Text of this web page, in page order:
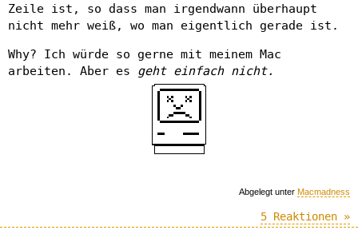
Zeile ist, so dass man irgendwann überhaupt
nicht mehr weiß, wo man eigentlich gerade ist.
Why? Ich würde so gerne mit meinem Mac
arbeiten. Aber es geht einfach nicht.
Abgelegt unter Macmadness
5 Reaktionen »